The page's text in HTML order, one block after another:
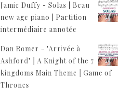
Jamie Duffy - Solas | Beau
new age piano | Partition
intermédiaire annotée
Dan Romer - "Arrivée à
Ashford" | A Knight of the 7
kingdoms Main Theme | Game of
Thrones